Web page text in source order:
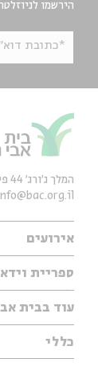
הירשמו
*כתובת
אירועים
עיון
אנגלית
נוער
ספריית
ילדים
מוזיקה
עיון
מיוחדים
עוד בבית
תערוכות
מיוחדים
כללי
המלך ג'ורג' 44 פינת רחוב קק״ל, ירושלים